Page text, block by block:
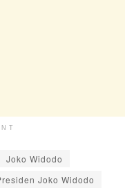
Joko Widodo
Joko Widodo